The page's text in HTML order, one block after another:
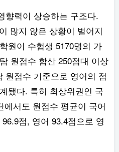
향력이 상승하는 구조다.
많지 않은 상황이 벌어지
원이 수험생 5170명의 가
원점수 합산 250점대 이상
원점수 기준으로 영어의 점
됐다. 특히 최상위권인 국
에서도 원점수 평균이 국어
점, 영어 93.4점으로 영